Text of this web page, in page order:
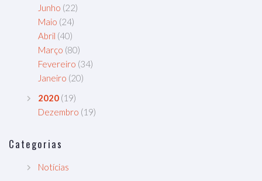
Junho (22)
Maio (24)
Abril (40)
Março (80)
Fevereiro (34)
Janeiro (20)
2020 (19)
Dezembro (19)
Categorias
Notícias